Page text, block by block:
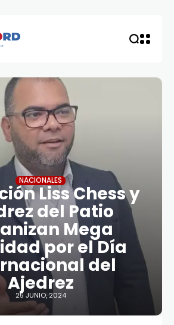
NACIONALES
Liss Chess y
del Patio
Mega
por el Día
del
Ajedrez
25 JUNIO, 2024